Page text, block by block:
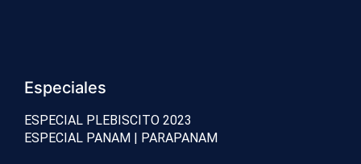
Especiales
ESPECIAL PLEBISCITO 2023
ESPECIAL PANAM | PARAPANAM